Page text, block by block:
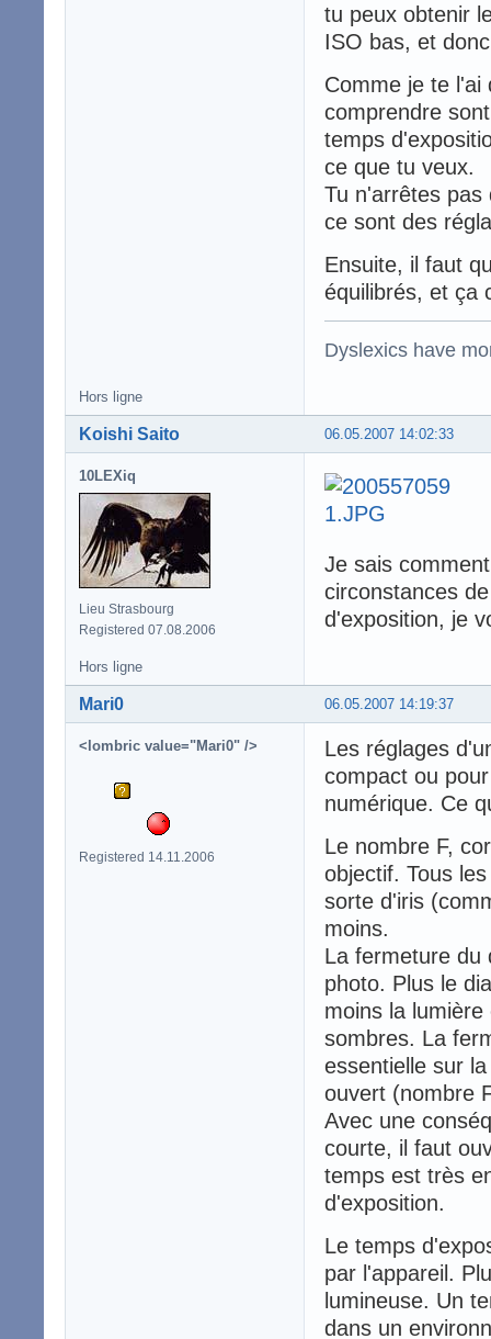
tu peux obtenir
ISO bas, et
Comme je te l'ai
comprendre
temps
ce que tu veux.
Tu n'arrêtes pas
ce sont des
Ensuite, il faut
équilibrés, et ça
Dyslexics have
Hors ligne
06.05.2007 14:02:33
Koishi Saito
10LEXiq
Lieu Strasbourg
Registered 07.08.2006
Je sais
circonstances
d'exposition, je
Hors ligne
06.05.2007 14:19:37
Mari0
<lombric value="Mari0" />
Registered 14.11.2006
Les réglages
compact ou
numérique. Ce
Le nombre F,
objectif. Tous
sorte d'iris
moins.
La fermeture du
photo. Plus le
moins la
sombres. La
essentielle sur
ouvert (nombre
Avec une
courte, il faut
temps est très
d'exposition.
Le temps
par l'appareil.
lumineuse. Un
dans un